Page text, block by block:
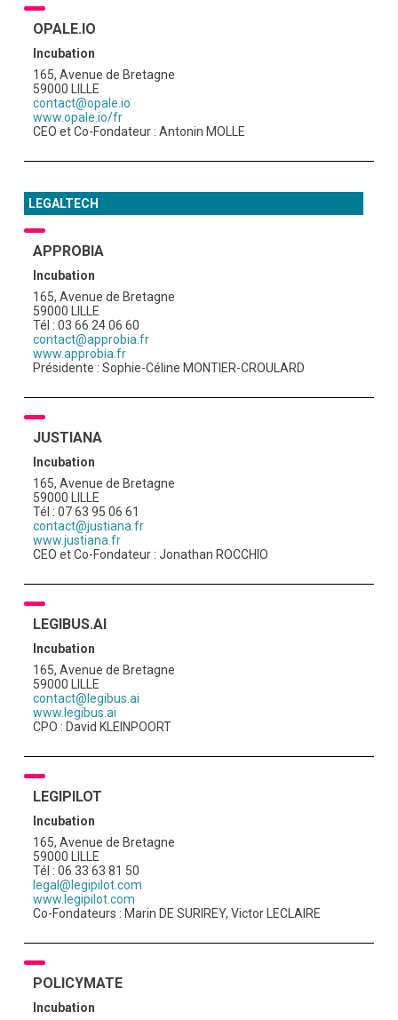
OPALE.IO
Incubation
165, Avenue de Bretagne
59000 LILLE
contact@opale.io
www.opale.io/fr
CEO et Co-Fondateur : Antonin MOLLE
LEGALTECH
APPROBIA
Incubation
165, Avenue de Bretagne
59000 LILLE
Tél : 03 66 24 06 60
contact@approbia.fr
www.approbia.fr
Présidente : Sophie-Céline MONTIER-CROULARD
JUSTIANA
Incubation
165, Avenue de Bretagne
59000 LILLE
Tél : 07 63 95 06 61
contact@justiana.fr
www.justiana.fr
CEO et Co-Fondateur : Jonathan ROCCHIO
LEGIBUS.AI
Incubation
165, Avenue de Bretagne
59000 LILLE
contact@legibus.ai
www.legibus.ai
CPO : David KLEINPOORT
LEGIPILOT
Incubation
165, Avenue de Bretagne
59000 LILLE
Tél : 06 33 63 81 50
legal@legipilot.com
www.legipilot.com
Co-Fondateurs : Marin DE SURIREY, Victor LECLAIRE
POLICYMATE
Incubation